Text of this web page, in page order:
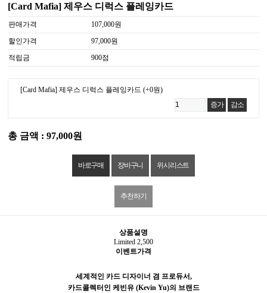
[Card Mafia] 제우스 디럭스 플레잉카드
판매가격
107,000원
할인가격
97,000원
적립금
900점
[Card Mafia] 제우스 디럭스 플레잉카드 (+0원)
증가
감소
총 금액 : 97,000원
위시리스트
추천하기
상품설명
Limited 2,500
이벤트가격
세계적인 카드 디자이너 겸 프로듀서,
카드콜렉터인 케빈유 (Kevin Yu)의 브랜드